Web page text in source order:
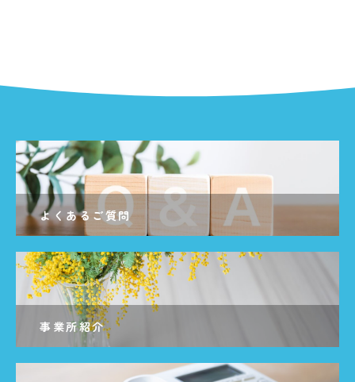
よくあるご質問
事業所紹介